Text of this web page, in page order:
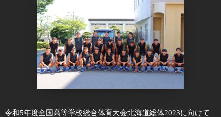
令和5年度全国高等学校総合体育大会北海道総体2023に向けて